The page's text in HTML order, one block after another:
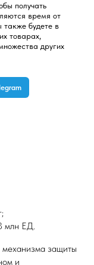
получать
время от
будете в
товарах,
других
млн ЕД.
механизма защиты
и